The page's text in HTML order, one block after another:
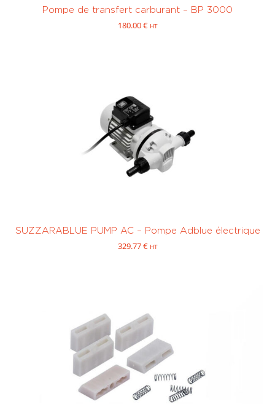
Pompe de transfert carburant – BP 3000
180.00€ HT
SUZZARABLUE PUMP AC – Pompe Adblue électrique
329.77€ HT